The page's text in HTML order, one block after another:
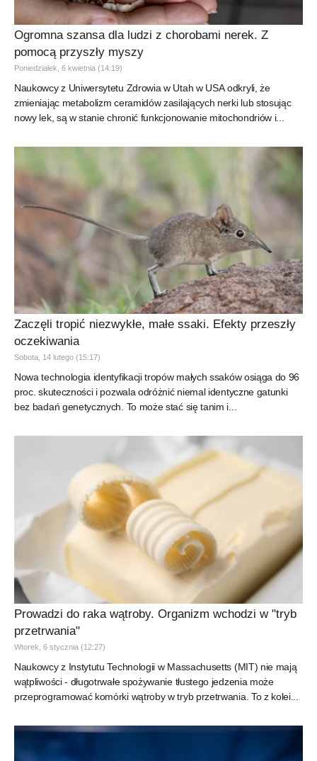
Ogromna szansa dla ludzi z chorobami nerek. Z
pomocą przyszły myszy
Poniedziałek, 6 kwietnia (14:19)
Naukowcy z Uniwersytetu Zdrowia w Utah w USA odkryli, że
zmieniając metabolizm ceramidów zasilających nerki lub stosując
nowy lek, są w stanie chronić funkcjonowanie mitochondriów i...
Zaczęli tropić niezwykłe, małe ssaki. Efekty przeszły
oczekiwania
Sobota, 14 lutego (15:17)
Nowa technologia identyfikacji tropów małych ssaków osiąga do 96
proc. skuteczności i pozwala odróżnić niemal identyczne gatunki
bez badań genetycznych. To może stać się tanim i...
Prowadzi do raka wątroby. Organizm wchodzi w "tryb
przetrwania"
Wtorek, 6 stycznia (12:27)
Naukowcy z Instytutu Technologii w Massachusetts (MIT) nie mają
wątpliwości - długotrwałe spożywanie tłustego jedzenia może
przeprogramować komórki wątroby w tryb przetrwania. To z kolei...